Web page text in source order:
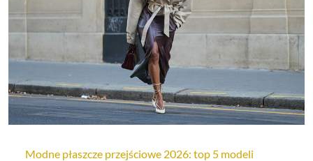
Modne płaszcze przejściowe 2026: top 5 modeli